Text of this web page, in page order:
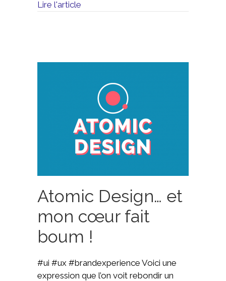
Lire l'article
Atomic Design… et
mon cœur fait
boum !
#ui #ux #brandexperience Voici une
expression que l’on voit rebondir un